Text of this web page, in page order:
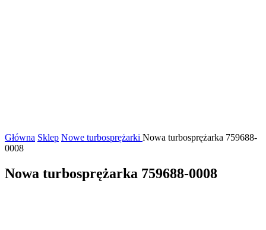
Główna Sklep Nowe turbosprężarki Nowa turbosprężarka 759688-
0008
Nowa turbosprężarka 759688-0008